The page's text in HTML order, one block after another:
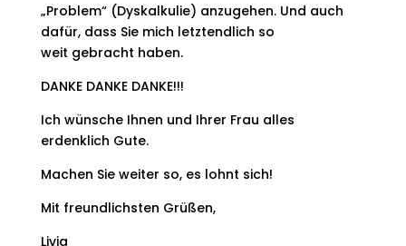
„Problem“ (Dyskalkulie) anzugehen. Und auch
dafür, dass Sie mich letztendlich so
weit gebracht haben.
DANKE DANKE DANKE!!!
Ich wünsche Ihnen und Ihrer Frau alles
erdenklich Gute.
Machen Sie weiter so, es lohnt sich!
Mit freundlichsten Grüßen,
Livia